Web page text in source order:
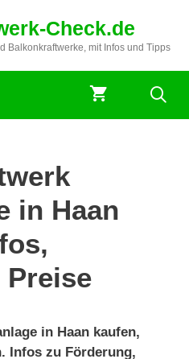
Check.de
Balkonkraftwerke, mit Infos und Tipps
in Haan
Preise
in Haan kaufen,
Infos zu Förderung,